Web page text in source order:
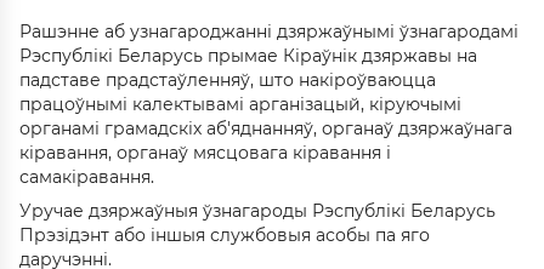
Рашэнне аб узнагароджанні дзяржаўнымі ўзнагародамі
Рэспублікі Беларусь прымае Кіраўнік дзяржавы на
падставе прадстаўленняў, што накіроўваюцца
працоўнымі калектывамі арганізацый, кіруючымі
органамі грамадскіх аб'яднанняў, органаў дзяржаўнага
кіравання, органаў мясцовага кіравання і
самакіравання.
Уручае дзяржаўныя ўзнагароды Рэспублікі Беларусь
Прэзідэнт або іншыя службовыя асобы па яго
даручэнні.